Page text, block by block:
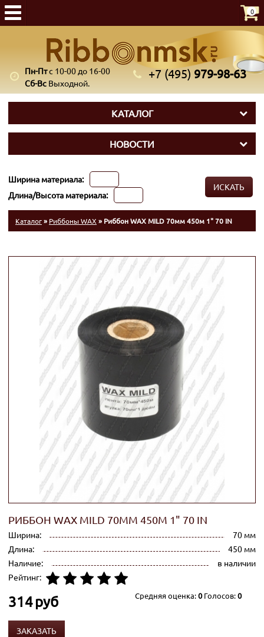
0
Пн-Птс 10-00 до 16-00
Сб-Вс Выходной.
+7 (495) 979-98-63
КАТАЛОГ
НОВОСТИ
Ширина материала:
Длина/Высота материала:
ИСКАТЬ
Каталог» Риббоны WAX » Риббон WAX MILD 70мм 450м 1" 70 IN
РИББОН WAX MILD 70ММ 450М 1" 70 IN
Ширина:
70 мм
Длина:
450 мм
Наличие:
в наличии
Рейтинг:
Средняя оценка:0Голосов:0
314руб
ЗАКАЗАТЬ